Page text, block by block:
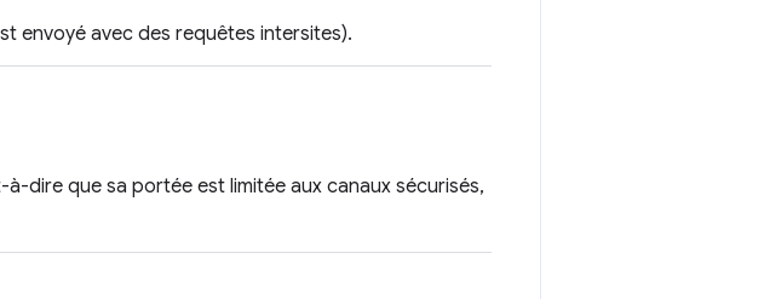
envoyé avec des requêtes intersites).
dire que sa portée est limitée aux canaux sécurisés,